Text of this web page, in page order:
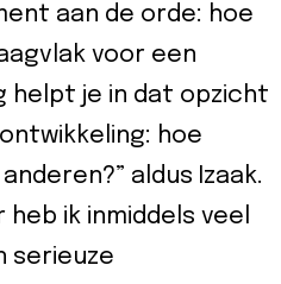
aan de orde: hoe
voor een
helpt je in dat opzicht
hoe
aldus Izaak.
ik inmiddels veel
serieuze